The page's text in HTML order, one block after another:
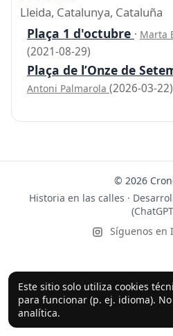
Este sitio solo utiliza cookies
para funcionar (p. ej. idioma).
analítica.
Lleida, Catalunya, Cataluña
Plaça 1 d'octubre · Marta
(2021-08-29)
Plaça de l’Onze de
Antoni Palmarola (2026-03-22)
© 2026
Historia en las calles ·
Síguenos en